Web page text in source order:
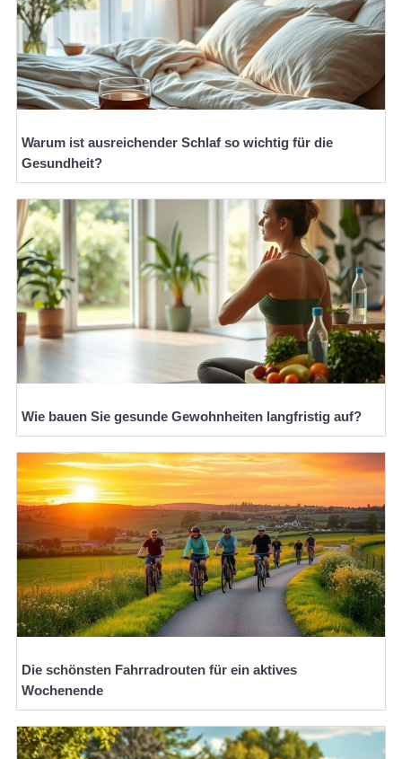
Warum ist ausreichender Schlaf so wichtig für die
Gesundheit?
Wie bauen Sie gesunde Gewohnheiten langfristig auf?
Die schönsten Fahrradrouten für ein aktives
Wochenende